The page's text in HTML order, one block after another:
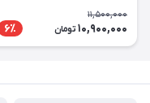
ایرانیان
11,500,000
10,900,000 تومان 6٪